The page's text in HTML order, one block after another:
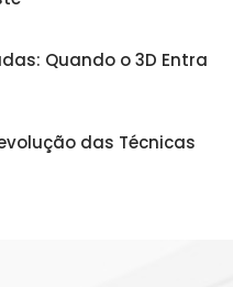
Quando o 3D Entra
das Técnicas